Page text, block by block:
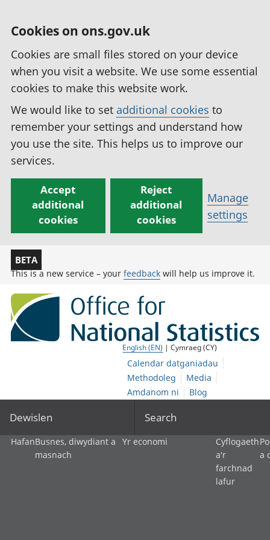
Cookies on ons.gov.uk
Cookies are small files stored on your device
when you visit a website. We use some essential
cookies to make this website work.
We would like to set additional cookies to
remember your settings and understand how
you use the site. This helps us to improve our
services.
Accept
additional
cookies
Reject
additional
cookies
Manage
settings
BETA
This is a new service – your feedback will help us improve it.
English (EN) | Cymraeg (CY)
Calendar datganiadau
Methodoleg
Media
Amdanom ni
Blog
Dewislen Search
HafanBusnes, diwydiant a
masnach
Yr economi
Cyflogaeth
a'r
farchnad
lafur
a